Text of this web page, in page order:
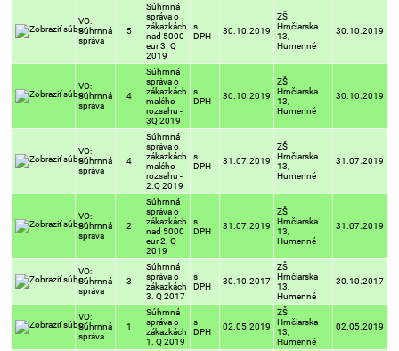
VO:
Súhrnná
správa
5
Súhrnná
správa o
zákazkách
nad 5000
eur 3. Q
2019
s
DPH
30.10.2019
ZŠ
Hrnčiarska
13,
Humenné
30.10.2019
VO:
Súhrnná
správa
4
Súhrnná
správa o
zákazkách
malého
rozsahu -
3Q 2019
s
DPH
30.10.2019
ZŠ
Hrnčiarska
13,
Humenné
30.10.2019
VO:
Súhrnná
správa
4
Súhrnná
správa o
zákazkách
malého
rozsahu -
2.Q 2019
s
DPH
31.07.2019
ZŠ
Hrnčiarska
13,
Humenné
31.07.2019
VO:
Súhrnná
správa
2
Súhrnná
správa o
zákazkách
nad 5000
eur 2. Q
2019
s
DPH
31.07.2019
ZŠ
Hrnčiarska
13,
Humenné
31.07.2019
VO:
Súhrnná
správa
3
Súhrnná
správa o
zákazkách
3. Q 2017
s
DPH
30.10.2017
ZŠ
Hrnčiarska
13,
Humenné
30.10.2017
VO:
Súhrnná
správa
1
Súhrnná
správa o
zákazkách
1. Q 2019
s
DPH
02.05.2019
ZŠ
Hrnčiarska
13,
Humenné
02.05.2019